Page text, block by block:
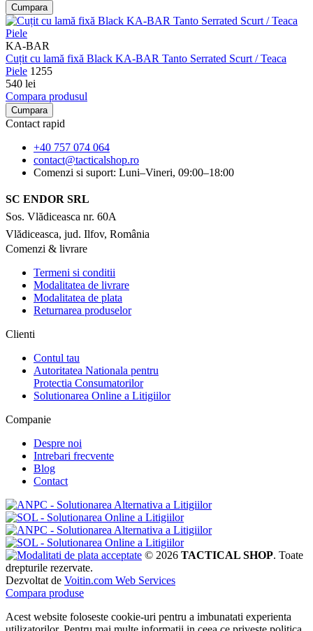
Cumpara
KA-BAR
Cuțit cu lamă fixă Black KA-BAR Tanto Serrated Scurt / Teaca
Piele 1255
540 lei
Compara produsul
Cumpara
Contact rapid
+40 757 074 064
contact@tacticalshop.ro
Comenzi si suport: Luni–Vineri, 09:00–18:00
SC ENDOR SRL
Sos. Vlădiceasca nr. 60A
Vlădiceasca, jud. Ilfov, România
Comenzi & livrare
Termeni si conditii
Modalitatea de livrare
Modalitatea de plata
Returnarea produselor
Clienti
Contul tau
Autoritatea Nationala pentru
Protectia Consumatorilor
Solutionarea Online a Litigiilor
Companie
Despre noi
Intrebari frecvente
Blog
Contact
© 2026 TACTICAL SHOP. Toate
drepturile rezervate.
Dezvoltat de Voitin.com Web Services
Compara produse
Acest website foloseste cookie-uri pentru a imbunatati experienta